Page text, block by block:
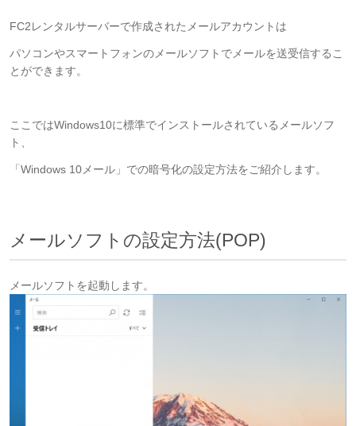
FC2レンタルサーバーで作成されたメールアカウントは
パソコンやスマートフォンのメールソフトでメールを送受信するこ
とができます。
ここではWindows10に標準でインストールされているメールソフ
ト、
「Windows 10メール」での暗号化の設定方法をご紹介します。
メールソフトの設定方法(POP)
メールソフトを起動します。